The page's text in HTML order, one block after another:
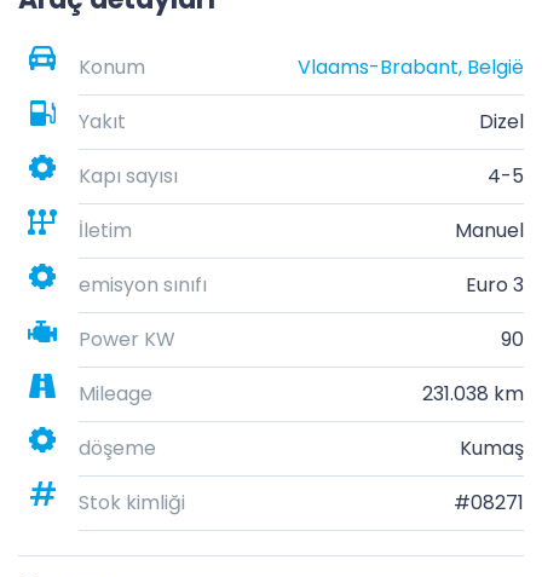
Konum
Vlaams-Brabant, België
Yakıt
Dizel
Kapı sayısı
4-5
İletim
Manuel
emisyon sınıfı
Euro 3
Power KW
90
Mileage
231.038 km
döşeme
Kumaş
Stok kimliği
#08271